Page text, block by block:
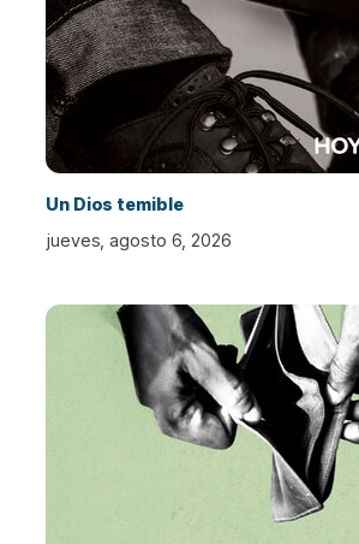
Un Dios temible
jueves, agosto 6, 2026